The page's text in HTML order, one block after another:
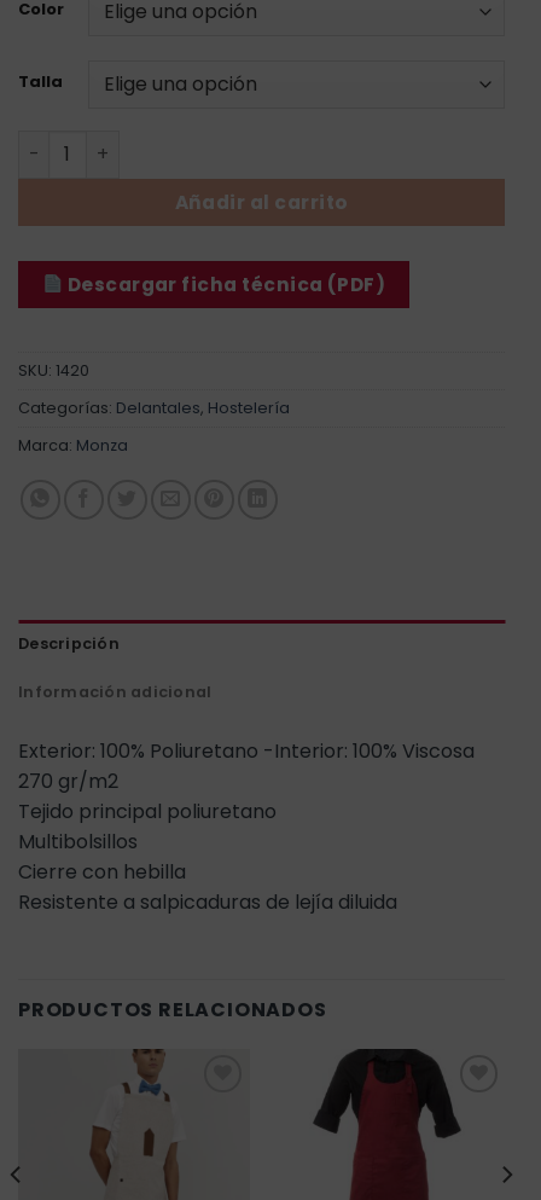
Color
Talla
Delantal Peto Camuflaje cantidad
Añadir al carrito
Descargar ficha técnica (PDF)
SKU: 1420
Categorías: Delantales, Hostelería
Marca: Monza
Descripción
Información adicional
Exterior: 100% Poliuretano -Interior: 100% Viscosa
270 gr/m2
Tejido principal poliuretano
Multibolsillos
Cierre con hebilla
Resistente a salpicaduras de lejía diluida
PRODUCTOS RELACIONADOS
Añadir
a la
lista de